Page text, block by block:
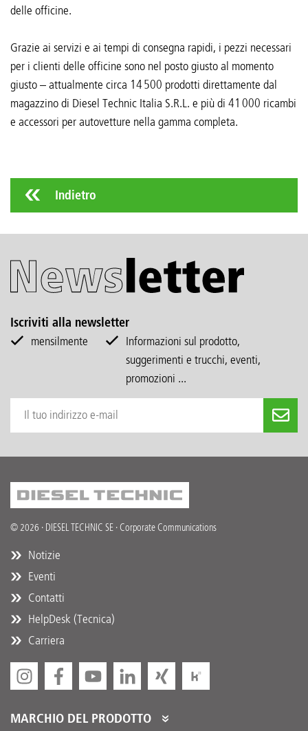
delle officine.
Grazie ai servizi e ai tempi di consegna rapidi, i pezzi necessari
per i clienti delle officine sono nel posto giusto al momento
giusto – attualmente circa 14 500 prodotti direttamente dal
magazzino di Diesel Technic Italia S.R.L. e più di 41 000 ricambi
e accessori per autovetture nella gamma completa.
Indietro
Iscriviti alla newsletter
mensilmente
Informazioni sul prodotto,
suggerimenti e trucchi, eventi,
promozioni ...
© 2026 · DIESEL TECHNIC SE · Corporate Communications
Notizie
Eventi
Contatti
HelpDesk (Tecnica)
Carriera
MARCHIO DEL PRODOTTO